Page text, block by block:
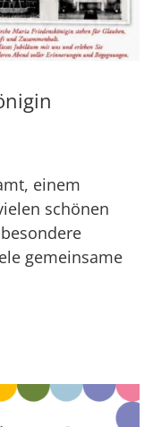
einem
schönen
gemeinsame